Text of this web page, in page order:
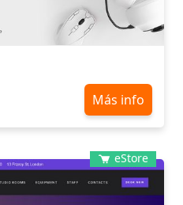
Más info
eStore